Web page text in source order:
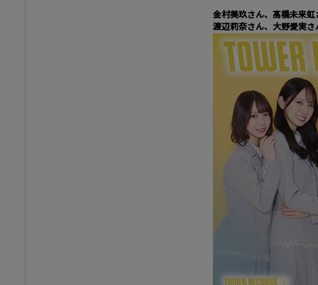
金村美玖さん、髙橋未来虹
渡辺莉奈さん、大野愛実さ